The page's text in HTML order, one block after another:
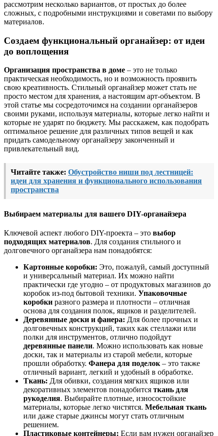
рассмотрим несколько вариантов, от простых до более
сложных, с подробными инструкциями и советами по выбору
материалов.
Создаем функциональный органайзер: от идеи
до воплощения
Организация пространства в доме – это не только
практическая необходимость, но и возможность проявить
свою креативность. Стильный органайзер может стать не
просто местом для хранения, а настоящим арт-объектом. В
этой статье мы сосредоточимся на создании органайзеров
своими руками, используя материалы, которые легко найти и
которые не ударят по бюджету. Мы расскажем, как подобрать
оптимальное решение для различных типов вещей и как
придать самодельному органайзеру законченный и
привлекательный вид.
Читайте также: Обустройство ниши под лестницей:
идеи для хранения и функционального использования
пространства
Выбираем материалы для вашего DIY-органайзера
Ключевой аспект любого DIY-проекта – это выбор
подходящих материалов. Для создания стильного и
долговечного органайзера нам понадобятся:
Картонные коробки: Это, пожалуй, самый доступный
и универсальный материал. Их можно найти
практически где угодно – от продуктовых магазинов до
коробок из-под бытовой техники. Упаковочные
коробки разного размера и плотности – отличная
основа для создания полок, ящиков и разделителей.
Деревянные доски и фанера: Для более прочных и
долговечных конструкций, таких как стеллажи или
полки для инструментов, отлично подойдут
деревянные панели. Можно использовать как новые
доски, так и материалы из старой мебели, которые
прошли обработку. Фанера для поделок – это также
отличный вариант, легкий и удобный в обработке.
Ткань: Для обивки, создания мягких ящиков или
декоративных элементов понадобится ткань для
рукоделия. Выбирайте плотные, износостойкие
материалы, которые легко чистятся. Мебельная ткань
или даже старые джинсы могут стать отличным
решением.
Пластиковые контейнеры: Если вам нужен органайзер